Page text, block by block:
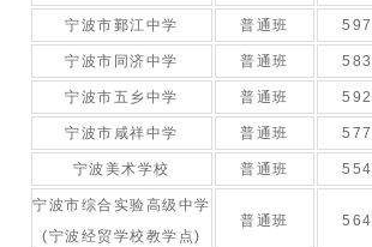
宁波市鄞江中学 普通班 597
宁波市同济中学 普通班 583
宁波市五乡中学 普通班 592
宁波市咸祥中学 普通班 577
宁波美术学校 普通班 554
宁波市综合实验高级中学
(宁波经贸学校教学点)
普通班 564